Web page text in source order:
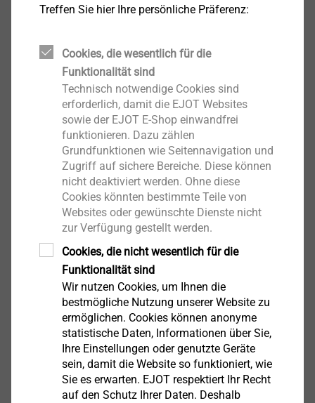
industrielle Anwendungen. Insbesondere in der
hat sich die DELTA PT®Schraube als zuverlässiges
und besonders langlebiges Verbindungselement
durchgesetzt.
Individuelle Konstruktionsunterstützung
Treffen Sie hier Ihre persönliche Präferenz:
Cookies, die wesentlich für die
Funktionalität sind
Technisch notwendige Cookies sind
erforderlich, damit die EJOT Websites
sowie der EJOT E-Shop einwandfrei
funktionieren. Dazu zählen
Grundfunktionen wie Seitennavigation und
Zugriff auf sichere Bereiche. Diese können
nicht deaktiviert werden. Ohne diese
Cookies könnten bestimmte Teile von
Websites oder gewünschte Dienste nicht
zur Verfügung gestellt werden.
Cookies, die nicht wesentlich für die
Funktionalität sind
Wir nutzen Cookies, um Ihnen die
bestmögliche Nutzung unserer Website zu
ermöglichen. Cookies können anonyme
statistische Daten, Informationen über Sie,
Ihre Einstellungen oder genutzte Geräte
sein, damit die Website so funktioniert, wie
Sie es erwarten. EJOT respektiert Ihr Recht
auf den Schutz Ihrer Daten. Deshalb